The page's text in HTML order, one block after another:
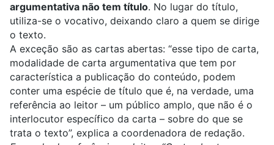
argumentativa não tem título. No lugar do título,
utiliza-se o vocativo, deixando claro a quem se dirige
o texto.
A exceção são as cartas abertas: “esse tipo de carta,
modalidade de carta argumentativa que tem por
característica a publicação do conteúdo, podem
conter uma espécie de título que é, na verdade, uma
referência ao leitor – um público amplo, que não é o
interlocutor específico da carta – sobre do que se
trata o texto”, explica a coordenadora de redação.